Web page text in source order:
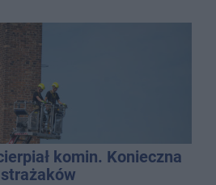
komin. Konieczna